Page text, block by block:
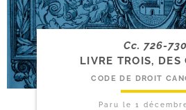
Cc. 726-730
LIVRE TROIS, DES
CODE DE DROIT
Paru le 1